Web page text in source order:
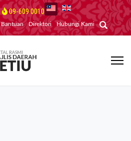
09-609 0010
Bantuan Direktori Hubungi Kami